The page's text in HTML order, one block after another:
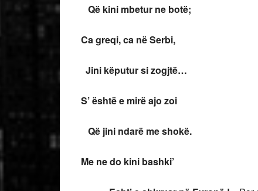
Që kini mbetur ne botë;
Ca greqi, ca në Serbi,
Jini këputur si zogjtë…
S’ është e mirë ajo zoi
Që jini ndarë me shokë.
Me ne do kini bashki’